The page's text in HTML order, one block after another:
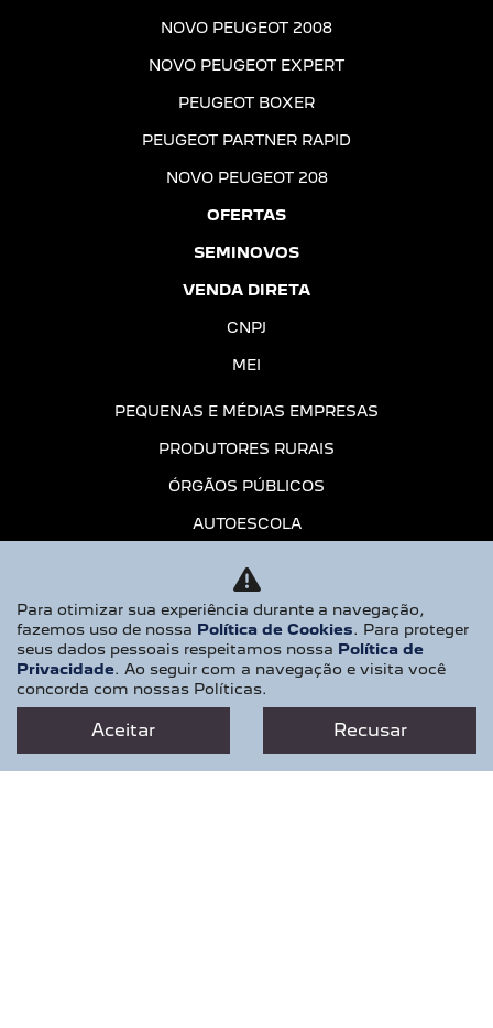
NOVO PEUGEOT 2008
NOVO PEUGEOT EXPERT
PEUGEOT BOXER
PEUGEOT PARTNER RAPID
NOVO PEUGEOT 208
OFERTAS
SEMINOVOS
VENDA DIRETA
CNPJ
MEI
PEQUENAS E MÉDIAS EMPRESAS
PRODUTORES RURAIS
ÓRGÃOS PÚBLICOS
AUTOESCOLA
CONSÓRCIO
SERVIÇOS E MANUTENÇÃO
ASSISTÊNCIA TÉCNICA
Para otimizar sua experiência durante a navegação,
fazemos uso de nossa Política de Cookies. Para proteger
seus dados pessoais respeitamos nossa Política de
Privacidade. Ao seguir com a navegação e visita você
concorda com nossas Políticas.
Aceitar Recusar